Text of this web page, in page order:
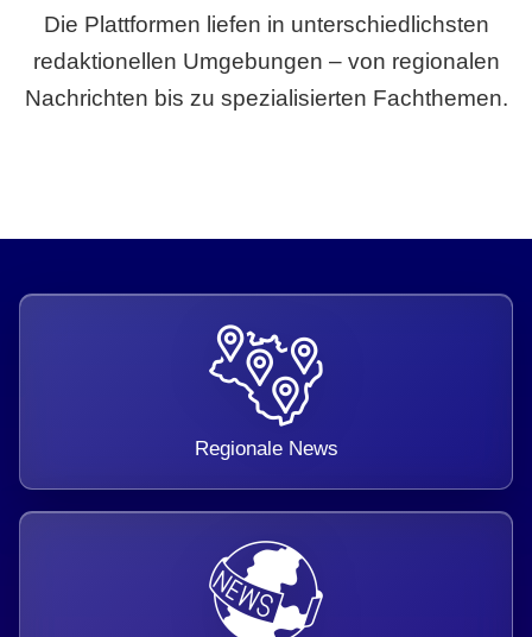
Die Plattformen liefen in unterschiedlichsten
redaktionellen Umgebungen – von regionalen
Nachrichten bis zu spezialisierten Fachthemen.
Regionale News